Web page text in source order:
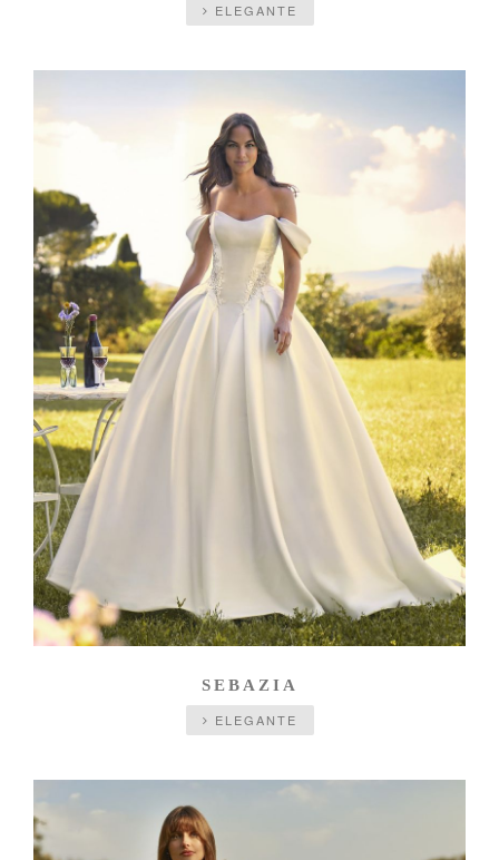
ELEGANTE
SEBAZIA
ELEGANTE